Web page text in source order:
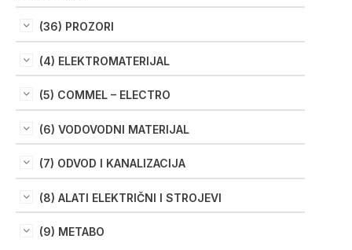
(36) PROZORI
(4) ELEKTROMATERIJAL
(5) COMMEL – ELECTRO
(6) VODOVODNI MATERIJAL
(7) ODVOD I KANALIZACIJA
(8) ALATI ELEKTRIČNI I STROJEVI
(9) METABO